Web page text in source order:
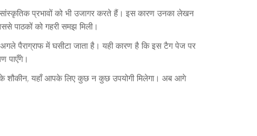
प्रभावों को भी उजागर करते हैं। इस कारण उनका लेखन
पाठकों को गहरी समझ मिली।
पैराग्राफ में घसीटा जाता है। यही कारण है कि इस टैग पेज पर
पाएँगे।
के शौकीन, यहाँ आपके लिए कुछ न कुछ उपयोगी मिलेगा। अब आगे